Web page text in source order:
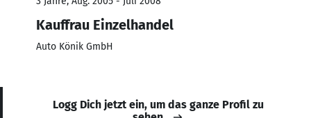
Kauffrau Einzelhandel
Auto Könik GmbH
Logg Dich jetzt ein, um das ganze Profil zu